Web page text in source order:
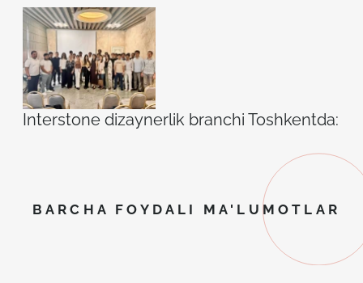
Interstone dizaynerlik branchi Toshkentda:
BARCHA FOYDALI MA'LUMOTLAR